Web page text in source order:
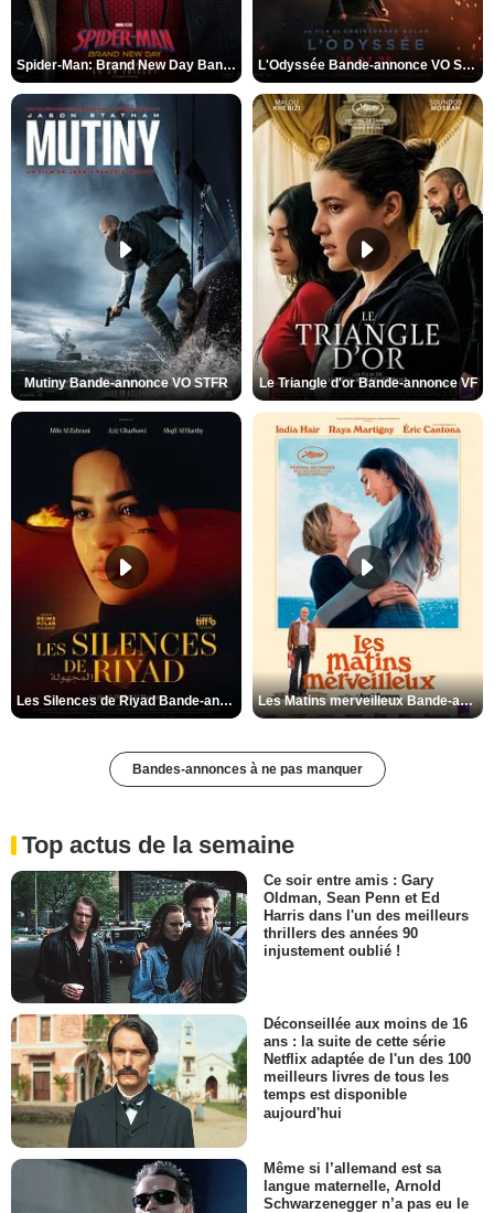
Spider-Man: Brand New Day Bande-annonce VO STFR L'Odyssée Bande-annonce VO STFR
Mutiny Bande-annonce VO STFR Le Triangle d'or Bande-annonce VF
Les Silences de Riyad Bande-annonce VO STFR Les Matins merveilleux Bande-annonce VF
Bandes-annonces à ne pas manquer
Top actus de la semaine
Ce soir entre amis : Gary
Oldman, Sean Penn et Ed
Harris dans l'un des meilleurs
thrillers des années 90
injustement oublié !
Déconseillée aux moins de 16
ans : la suite de cette série
Netflix adaptée de l'un des 100
meilleurs livres de tous les
temps est disponible
aujourd'hui
Même si l’allemand est sa
langue maternelle, Arnold
Schwarzenegger n’a pas eu le